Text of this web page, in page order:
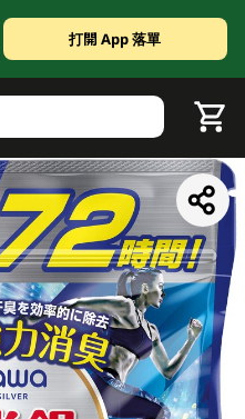
打開 App 落單